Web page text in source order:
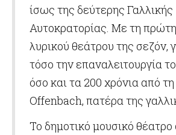
ίσως της δεύτερης Γαλλικής
Αυτοκρατορίας. Με τη
λυρικού θεάτρου της σεζόν,
τόσο την επαναλειτουργία
όσο και τα 200 χρόνια από
Offenbach, πατέρα της
Το δημοτικό μουσικό